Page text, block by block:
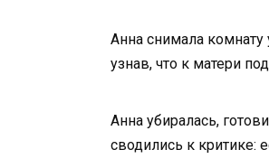
Анна снимала
узнав, что к матери
Анна убиралась,
сводились к критике: